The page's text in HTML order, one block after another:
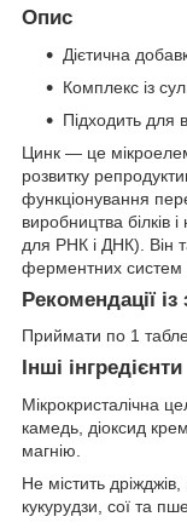
Опис
Дієтична
Комплекс із
Підходить для
Цинк — це
розвитку
функціонування
виробництва білків
для РНК і ДНК). Він
ферментних систем
Рекомендації
Приймати по 1
Інші інгредієнти
Мікрокристалічна
камедь, діоксид
магнію.
Не містить
кукурудзи, сої та